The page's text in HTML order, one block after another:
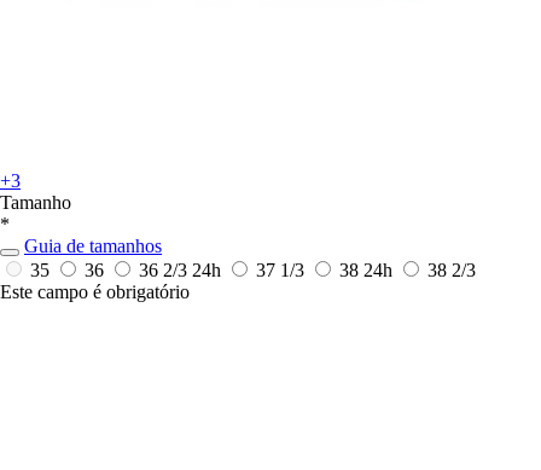
+3
Tamanho
*
Guia de tamanhos
35
36 36 2/3 24h 37 1/3 38 24h
38 2/3
Este campo é obrigatório